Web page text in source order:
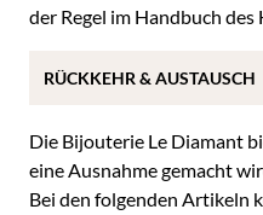
der Regel im Handbuch des
Die Bijouterie Le Diamant
eine Ausnahme gemacht
Bei den folgenden Artikeln
RÜCKKEHR & AUSTAUSCH